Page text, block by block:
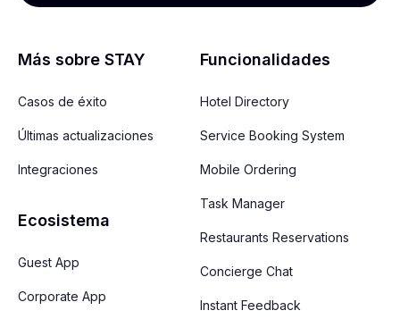
Más sobre STAY
Casos de éxito
Últimas actualizaciones
Integraciones
Ecosistema
Guest App
Corporate App
Funcionalidades
Hotel Directory
Service Booking System
Mobile Ordering
Task Manager
Restaurants Reservations
Concierge Chat
Instant Feedback